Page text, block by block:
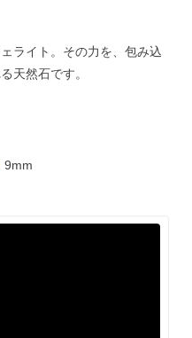
ライト。その力を、包み込
天然石です。
9mm